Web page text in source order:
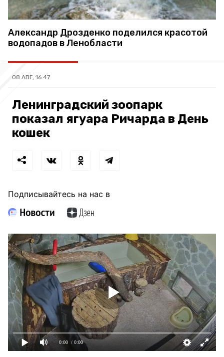
Александр Дрозденко поделился красотой
водопадов в Ленобласти
08 АВГ, 16:47
Ленинградский зоопарк
показал ягуара Ричарда в День
кошек
Подписывайтесь на нас в
0:00 / 0:00